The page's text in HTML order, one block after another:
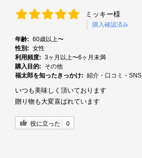
ミッキー様
購入確認済み
年齢: 60歳以上〜
性別: 女性
利用頻度: 3ヶ月以上〜6ヶ月未満
購入目的:
その他
福太郎を知ったきっかけ: 紹介・口コミ・SNS
いつも美味しく頂いております
贈り物も大変喜ばれています
役に立った 0